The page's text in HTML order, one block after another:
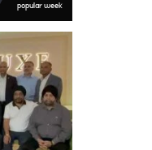
popular week